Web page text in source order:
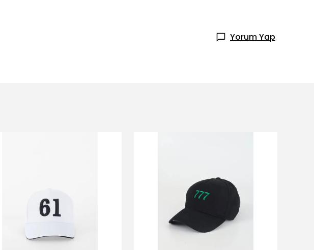
Yorum Yap